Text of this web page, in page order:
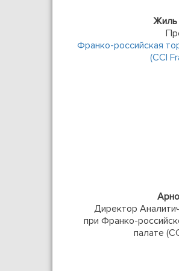
Франко-российская
(CCI
Директор
при Франко-
палате